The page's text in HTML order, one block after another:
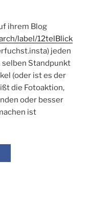
ihrem Blog
label/12telBlick
jeden
selben Standpunkt
(oder ist es der
die Fotoaktion,
oder besser
ist